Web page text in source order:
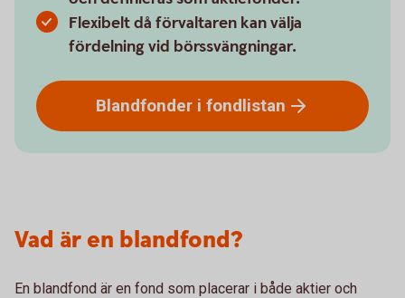
Flexibelt då förvaltaren kan välja
fördelning vid börssvängningar.
Blandfonder i fondlistan
Vad är en blandfond?
En blandfond är en fond som placerar i både aktier och